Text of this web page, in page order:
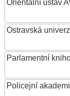
Orientální ústav
Ostravská
Parlamentní
Policejní